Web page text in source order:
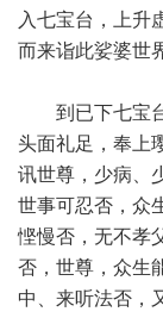
入七宝台，上升
而来诣此娑婆世
到已下七宝台
头面礼足，奉上
讯世尊，少病、
世事可忍否，众
悭慢否，无不孝
否，世尊，众生
中、来听法否，